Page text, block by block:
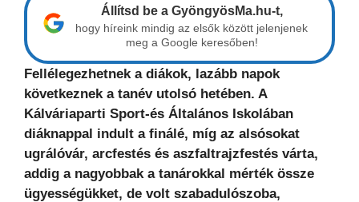
Állítsd be a GyöngyösMa.hu-t,
hogy híreink mindig az elsők között jelenjenek
meg a Google keresőben!
Fellélegezhetnek a diákok, lazább napok
következnek a tanév utolsó hetében. A
Kálváriaparti Sport-és Általános Iskolában
diáknappal indult a finálé, míg az alsósokat
ugrálóvár, arcfestés és aszfaltrajzfestés várta,
addig a nagyobbak a tanárokkal mérték össze
ügyességükket, de volt szabadulószoba,